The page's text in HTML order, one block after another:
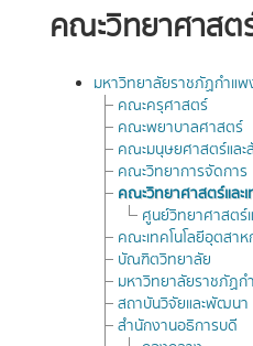
คณะวิทยาศาสตร์
มหาวิทยาลัยราชภัฏกำแพ
คณะครุศาสตร์
คณะพยาบาลศาสตร์
คณะมนุษยศาสตร์แล
คณะวิทยาการจัดการ
คณะวิทยาศาสตร์และเ
ศูนย์วิทยาศาสตร์
คณะเทคโนโลยีอุตสา
บัณฑิตวิทยาลัย
มหาวิทยาลัยราชภัฏก
สถาบันวิจัยและพัฒนา
สำนักงานอธิการบดี